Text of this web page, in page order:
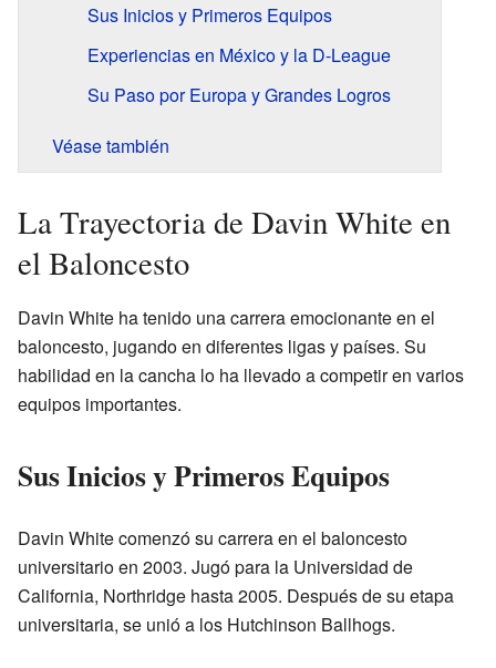
Sus Inicios y Primeros Equipos
Experiencias en México y la D-League
Su Paso por Europa y Grandes Logros
Véase también
La Trayectoria de Davin White en
el Baloncesto
Davin White ha tenido una carrera emocionante en el
baloncesto, jugando en diferentes ligas y países. Su
habilidad en la cancha lo ha llevado a competir en varios
equipos importantes.
Sus Inicios y Primeros Equipos
Davin White comenzó su carrera en el baloncesto
universitario en 2003. Jugó para la Universidad de
California, Northridge hasta 2005. Después de su etapa
universitaria, se unió a los Hutchinson Ballhogs.